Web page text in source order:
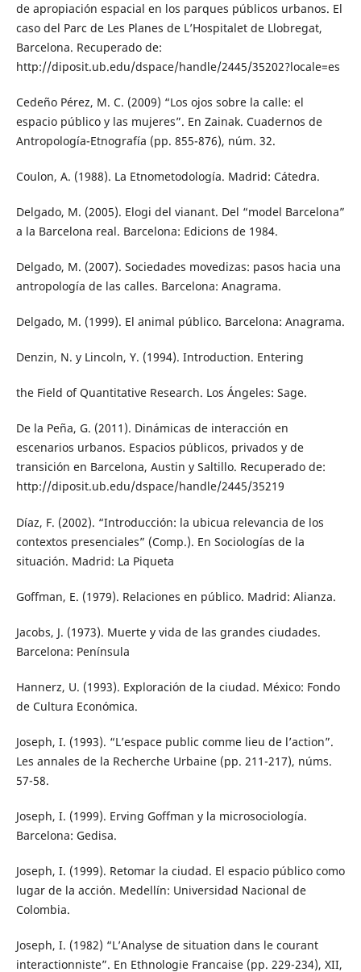
de apropiación espacial en los parques públicos urbanos. El
caso del Parc de Les Planes de L’Hospitalet de Llobregat,
Barcelona. Recuperado de:
http://diposit.ub.edu/dspace/handle/2445/35202?locale=es
Cedeño Pérez, M. C. (2009) “Los ojos sobre la calle: el
espacio público y las mujeres”. En Zainak. Cuadernos de
Antropología-Etnografía (pp. 855-876), núm. 32.
Coulon, A. (1988). La Etnometodología. Madrid: Cátedra.
Delgado, M. (2005). Elogi del vianant. Del “model Barcelona”
a la Barcelona real. Barcelona: Edicions de 1984.
Delgado, M. (2007). Sociedades movedizas: pasos hacia una
antropología de las calles. Barcelona: Anagrama.
Delgado, M. (1999). El animal público. Barcelona: Anagrama.
Denzin, N. y Lincoln, Y. (1994). Introduction. Entering
the Field of Quantitative Research. Los Ángeles: Sage.
De la Peña, G. (2011). Dinámicas de interacción en
escenarios urbanos. Espacios públicos, privados y de
transición en Barcelona, Austin y Saltillo. Recuperado de:
http://diposit.ub.edu/dspace/handle/2445/35219
Díaz, F. (2002). “Introducción: la ubicua relevancia de los
contextos presenciales” (Comp.). En Sociologías de la
situación. Madrid: La Piqueta
Goffman, E. (1979). Relaciones en público. Madrid: Alianza.
Jacobs, J. (1973). Muerte y vida de las grandes ciudades.
Barcelona: Península
Hannerz, U. (1993). Exploración de la ciudad. México: Fondo
de Cultura Económica.
Joseph, I. (1993). “L’espace public comme lieu de l’action”.
Les annales de la Recherche Urbaine (pp. 211-217), núms.
57-58.
Joseph, I. (1999). Erving Goffman y la microsociología.
Barcelona: Gedisa.
Joseph, I. (1999). Retomar la ciudad. El espacio público como
lugar de la acción. Medellín: Universidad Nacional de
Colombia.
Joseph, I. (1982) “L’Analyse de situation dans le courant
interactionniste”. En Ethnologie Francaise (pp. 229-234), XII,